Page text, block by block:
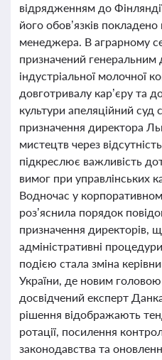
відрядженням до
його обов’язків
менеджера. В аграрному
призначений генеральним
індустріальної молочної
довготривалу кар’єру та
культури апеляційний суд
призначення директора
мистецтв через
підкреслює важливість
вимог при управлінських
Водночас у
роз’яснила порядок
призначення директорів,
адміністративні
подією стала зміна
України, де новим
досвідчений експерт
рішення відображають
ротації, посилення
законодавства та